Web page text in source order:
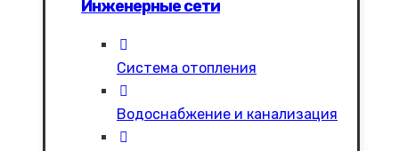
Инженерные сети
Система отопления
Водоснабжение и канализация